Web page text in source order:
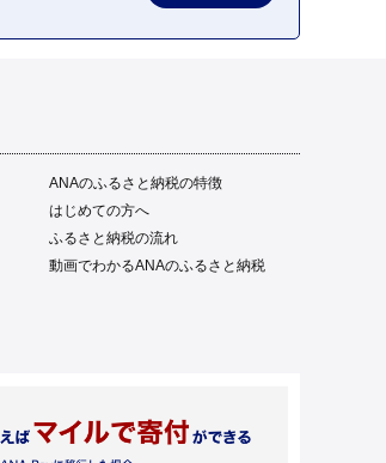
ANAのふるさと納税の特徴
はじめての方へ
ふるさと納税の流れ
動画でわかるANAのふるさと納税